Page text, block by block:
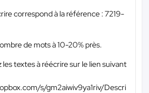
correspond à la référence : 7219-
de mots à 10-20% près.
textes à réécrire sur le lien suivant
s/gm2aiwiv9ya1riv/Descri